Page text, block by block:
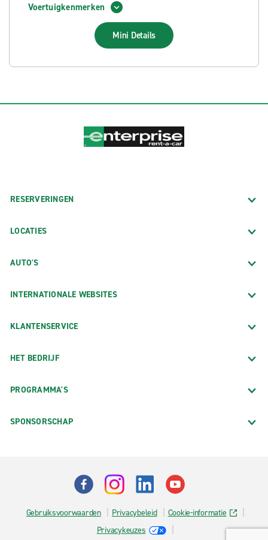
Voertuigkenmerken
Mini Details
RESERVERINGEN
LOCATIES
AUTO'S
INTERNATIONALE WEBSITES
KLANTENSERVICE
HET BEDRIJF
PROGRAMMA'S
SPONSORSCHAP
Gebruiksvoorwaarden Privacybeleid
Cookie-informatie
Privacykeuzes